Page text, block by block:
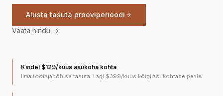
Alusta tasuta prooviperioodi
Vaata hindu →
Kindel $129/kuus asukoha kohta
Ilma töötajapõhise tasuta. Lagi $399/kuus kõigi asukohtade peale.